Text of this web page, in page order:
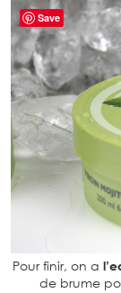
Pour finir, on a
de brume
Save